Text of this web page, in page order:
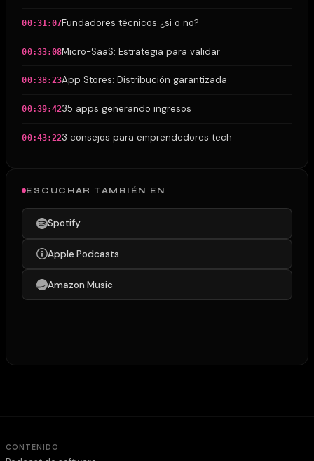
00:31:07Fundadores técnicos ¿si o no?
00:33:08Micro-SaaS: Estrategia para validar
00:38:23App Stores: Distribución garantizada
00:39:4235 apps generando ingresos
00:43:223 consejos para emprendedores tech
ESCUCHAR TAMBIÉN EN
Spotify
Apple Podcasts
Amazon Music
CONTENIDO